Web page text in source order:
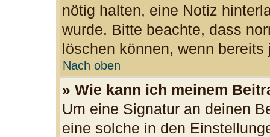
nötig halten, eine Notiz
wurde. Bitte beachte, dass
löschen können, wenn
Nach oben
» Wie kann ich meinem
Um eine Signatur an deinen
eine solche in den